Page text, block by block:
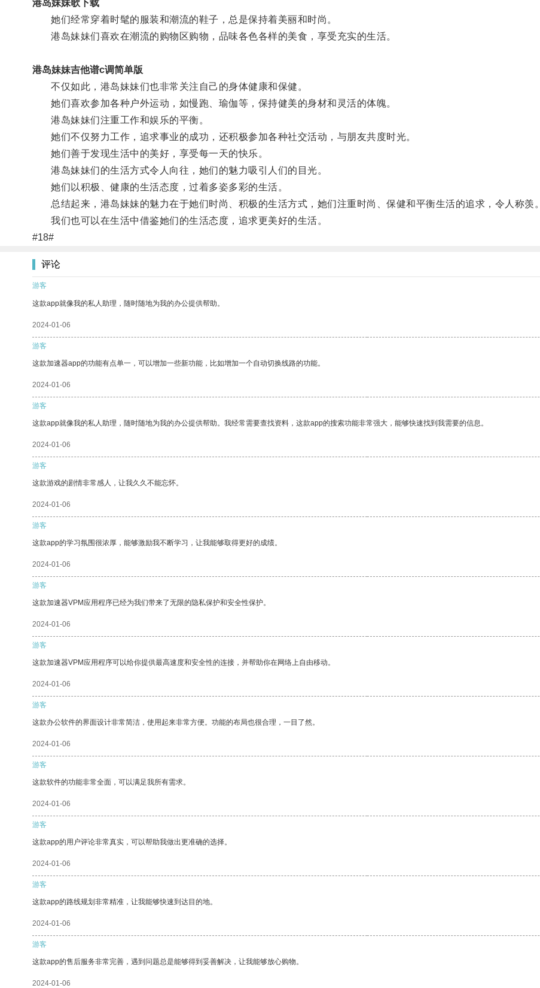
港岛妹妹歌下载
她们经常穿着时髦的服装和潮流的鞋子，总是保持着美丽和时尚。
港岛妹妹们喜欢在潮流的购物区购物，品味各色各样的美食，享受充实的生活。
港岛妹妹吉他谱c调简单版
不仅如此，港岛妹妹们也非常关注自己的身体健康和保健。
她们喜欢参加各种户外运动，如慢跑、瑜伽等，保持健美的身材和灵活的体魄。
港岛妹妹们注重工作和娱乐的平衡。
她们不仅努力工作，追求事业的成功，还积极参加各种社交活动，与朋友共度时光。
她们善于发现生活中的美好，享受每一天的快乐。
港岛妹妹们的生活方式令人向往，她们的魅力吸引人们的目光。
她们以积极、健康的生活态度，过着多姿多彩的生活。
总结起来，港岛妹妹的魅力在于她们时尚、积极的生活方式，她们注重时尚、保健和平衡生活的追求，令人称羡。
我们也可以在生活中借鉴她们的生活态度，追求更美好的生活。
#18#
评论
游客
这款app就像我的私人助理，随时随地为我的办公提供帮助。
2024-01-06
游客
这款加速器app的功能有点单一，可以增加一些新功能，比如增加一个自动切换线路的功能。
2024-01-06
游客
这款app就像我的私人助理，随时随地为我的办公提供帮助。我经常需要查找资料，这款app的搜索功能非常强大，能够快速找到我需要的信息。
2024-01-06
游客
这款游戏的剧情非常感人，让我久久不能忘怀。
2024-01-06
游客
这款app的学习氛围很浓厚，能够激励我不断学习，让我能够取得更好的成绩。
2024-01-06
游客
这款加速器VPM应用程序已经为我们带来了无限的隐私保护和安全性保护。
2024-01-06
游客
这款加速器VPM应用程序可以给你提供最高速度和安全性的连接，并帮助你在网络上自由移动。
2024-01-06
游客
这款办公软件的界面设计非常简洁，使用起来非常方便。功能的布局也很合理，一目了然。
2024-01-06
游客
这款软件的功能非常全面，可以满足我所有需求。
2024-01-06
游客
这款app的用户评论非常真实，可以帮助我做出更准确的选择。
2024-01-06
游客
这款app的路线规划非常精准，让我能够快速到达目的地。
2024-01-06
游客
这款app的售后服务非常完善，遇到问题总是能够得到妥善解决，让我能够放心购物。
2024-01-06